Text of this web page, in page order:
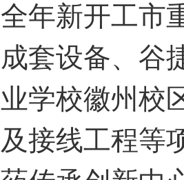
全年新开工市
成套设备、谷
业学校徽州校
及接线工程等